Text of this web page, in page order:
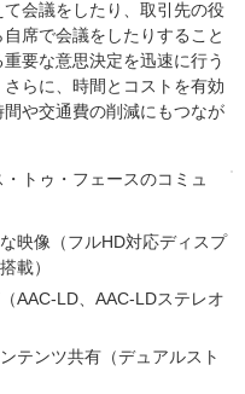
会議をしたり、取引先の役
席で会議をしたりすること
要な意思決定を迅速に行う
らに、時間とコストを有効
や交通費の削減にもつなが
トゥ・フェースのコミュ
映像（フルHD対応ディスプ
載）
AAC-LD、AAC-LDステレオ
テンツ共有（デュアルスト